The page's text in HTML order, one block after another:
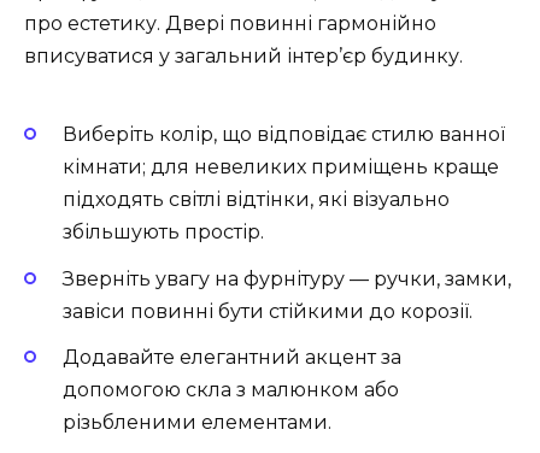
про естетику. Двері повинні гармонійно
вписуватися у загальний інтер’єр будинку.
Виберіть колір, що відповідає стилю ванної
кімнати; для невеликих приміщень краще
підходять світлі відтінки, які візуально
збільшують простір.
Зверніть увагу на фурнітуру — ручки, замки,
завіси повинні бути стійкими до корозії.
Додавайте елегантний акцент за
допомогою скла з малюнком або
різьбленими елементами.